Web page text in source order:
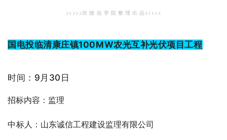
>>>>>坎 德 拉 学 院 整 理 出 品<<<<<
国电投临清康庄镇100MW农光互补光伏项目工程
时间：9月30日
招标内容：监理
中标人：山东诚信工程建设监理有限公司